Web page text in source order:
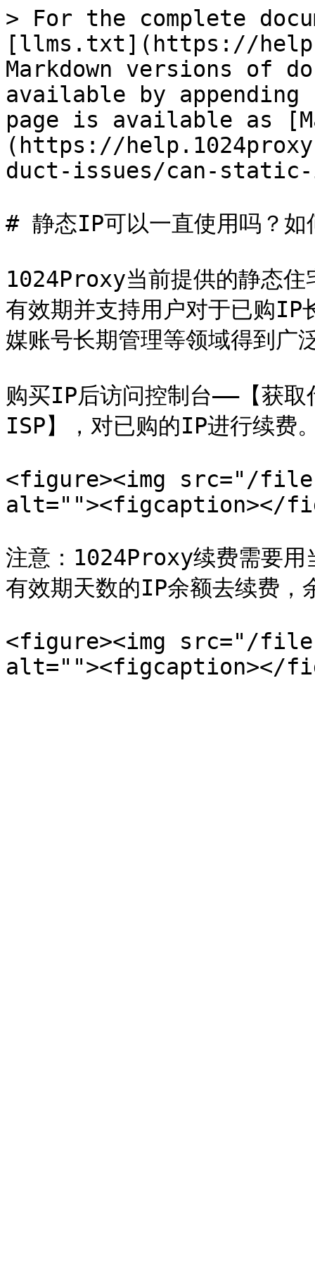
> For the complete
[llms.txt](https://
Markdown versions of
available by
page is available as
(https://
duct-issues/can-static-
# 静态IP可以一直使用吗？如
1024Proxy当前提供的静态
有效期并支持用户对于已购IP
媒账号长期管理等领域得到广
购买IP后访问控制台——【获
ISP】，对已购的IP进行续费
<figure><img src="/files/
alt=""><figcaption></
注意：1024Proxy续费需要用
有效期天数的IP余额去续费，
<figure><img src="/